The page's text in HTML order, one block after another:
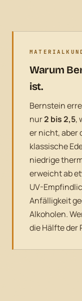
Warum
ist.
Bernstein
nur2 bis 2,5,
er nicht, aber
klassische
niedrige
erweicht ab
UV-
Anfälligkeit
Alkoholen.
die Hälfte der